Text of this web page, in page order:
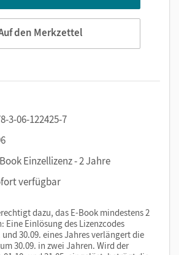
Übungen
mit interaktiven Übungen
mit Modellaufgaben
.
wie z. B. Markieren,
den Merkzettel
3-06-122425-7
Einzellizenz - 2 Jahre
verfügbar
dazu, das E-Book mindestens 2
Eine Einlösung des Lizenzcodes
30.09. eines Jahres verlängert die
30.09. in zwei Jahren. Wird der